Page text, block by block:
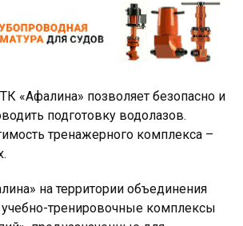
«Афалина» позволяет безопасно и
подготовку водолазов.
тренажерного комплекса –
на территории объединения
тренировочные комплексы